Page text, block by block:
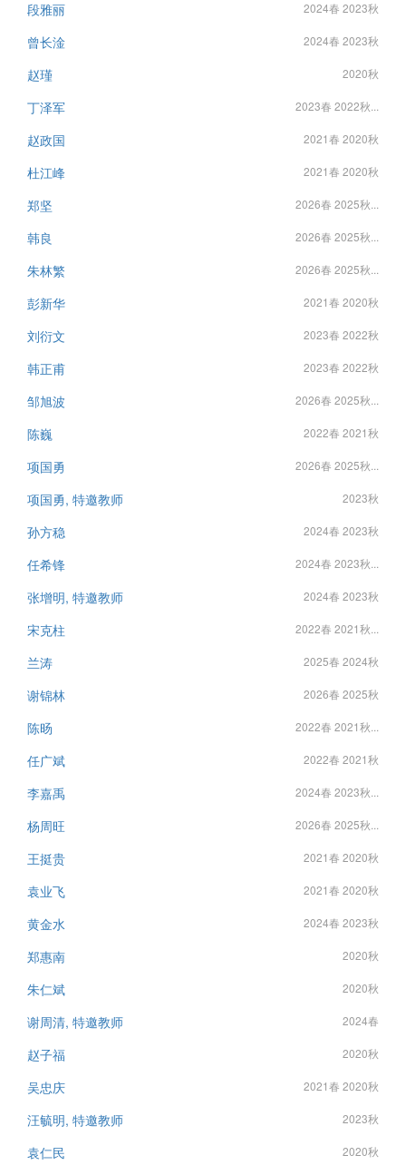
段雅丽 2024春 2023秋
曾长淦 2024春 2023秋
赵瑾 2020秋
丁泽军 2023春 2022秋...
赵政国 2021春 2020秋
杜江峰 2021春 2020秋
郑坚 2026春 2025秋...
韩良 2026春 2025秋...
朱林繁 2026春 2025秋...
彭新华 2021春 2020秋
刘衍文 2023春 2022秋
韩正甫 2023春 2022秋
邹旭波 2026春 2025秋...
陈巍 2022春 2021秋
项国勇 2026春 2025秋...
项国勇, 特邀教师 2023秋
孙方稳 2024春 2023秋
任希锋 2024春 2023秋...
张增明, 特邀教师 2024春 2023秋
宋克柱 2022春 2021秋...
兰涛 2025春 2024秋
谢锦林 2026春 2025秋
陈旸 2022春 2021秋...
任广斌 2022春 2021秋
李嘉禹 2024春 2023秋...
杨周旺 2026春 2025秋...
王挺贵 2021春 2020秋
袁业飞 2021春 2020秋
黄金水 2024春 2023秋
郑惠南 2020秋
朱仁斌 2020秋
谢周清, 特邀教师 2024春
赵子福 2020秋
吴忠庆 2021春 2020秋
汪毓明, 特邀教师 2023秋
袁仁民 2020秋